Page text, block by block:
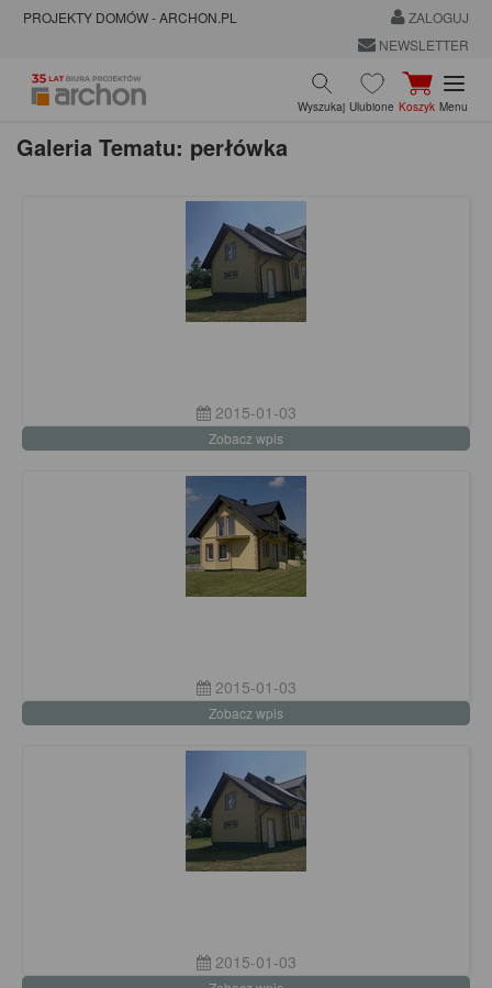
PROJEKTY DOMÓW - ARCHON.PL
ZALOGUJ
NEWSLETTER
Wyszukaj Ulubione Koszyk Menu
Galeria Tematu: perłówka
2015-01-03
Zobacz wpis
2015-01-03
Zobacz wpis
2015-01-03